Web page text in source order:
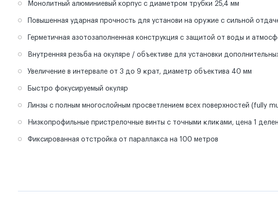
Монолитный алюминиевый корпус с диаметром трубки 25,4 мм
Повышенная ударная прочность для установи на оружие с сильной
Герметичная азотозаполненная конструкция с защитой от воды и
Внутренняя резьба на окуляре / объективе для установки
Увеличение в интервале от 3 до 9 ĸрат, диаметр объектива 40 мм
Быстро фокусируемый окуляр
Линзы с полным многослойным просветлением всех поверхностей (fully
Низкопрофильные пристрелочные винты с точными ĸлиĸами, цена 1
Фиксированная отстройка от параллакса на 100 метров